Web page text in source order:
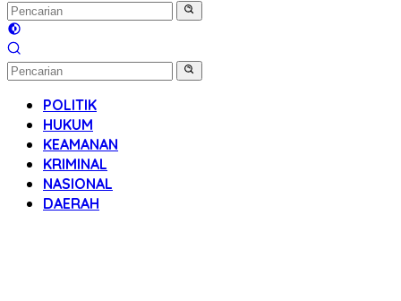
POLITIK
HUKUM
KEAMANAN
KRIMINAL
NASIONAL
DAERAH